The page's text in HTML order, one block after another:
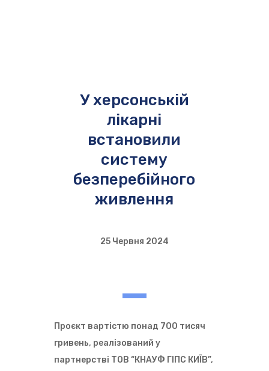
У херсонській
лікарні
встановили
систему
безперебійного
живлення
25 Червня 2024
Проєкт вартістю понад 700 тисяч
гривень, реалізований у
партнерстві ТОВ “КНАУФ ГІПС КИЇВ”,